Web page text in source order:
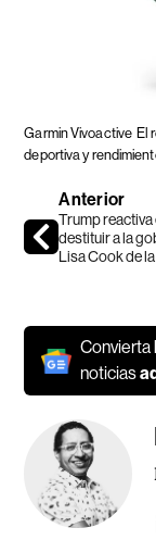
Garmin Vivoactive El
deportiva y
Anterior
Trump reactiva
destituir a la
Lisa Cook de la
Convierta
noticias